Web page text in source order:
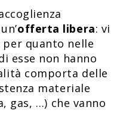
offerta libera: vi
quanto nelle
esse non hanno
comporta delle
materiale
gas, …) che vanno